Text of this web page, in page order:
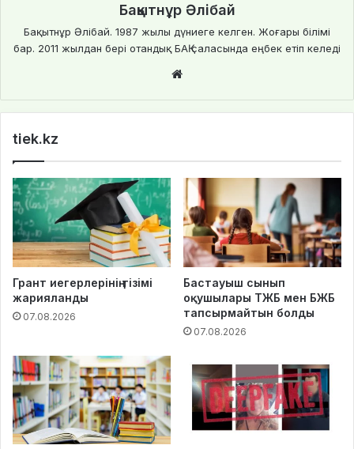
Бақытнұр Әлібай
Бақытнұр Әлібай. 1987 жылы дүниеге келген. Жоғары білімі
бар. 2011 жылдан бері отандық БАҚ саласында еңбек етіп келеді
te
tiek.kz
Грант иегерлерінің тізімі
жарияланды
07.08.2026
Бастауыш сынып
оқушылары ТЖБ мен БЖБ
тапсырмайтын болды
07.08.2026